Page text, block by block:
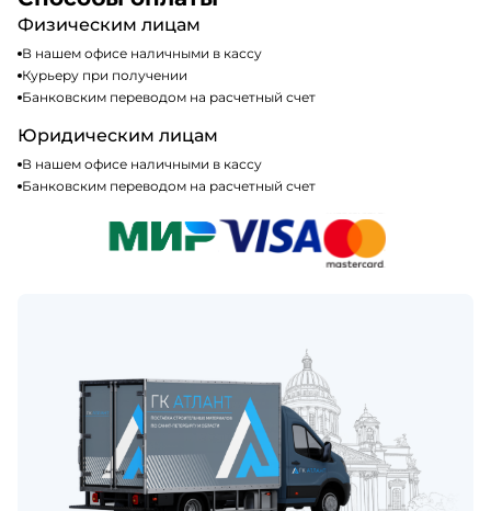
Физическим лицам
В нашем офисе наличными в кассу
Курьеру при получении
Банковским переводом на расчетный счет
Юридическим лицам
В нашем офисе наличными в кассу
Банковским переводом на расчетный счет